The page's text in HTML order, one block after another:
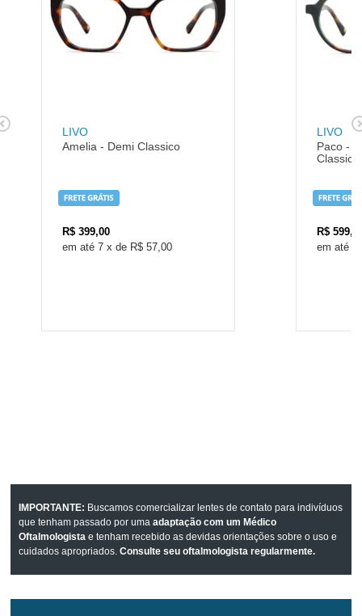
LIVO
Amelia - Demi Classico
R$ 399,00
7 x de R$ 57,00
LIVO
Paco -
Classico
R$
IMPORTANTE: Buscamos comercializar lentes de contato para indivíduos
que tenham passado por umaadaptação com um Médico
Oftalmologista e tenham recebido as devidas orientações sobre o uso e
cuidados apropriados.Consulte seu oftalmologista regularmente.